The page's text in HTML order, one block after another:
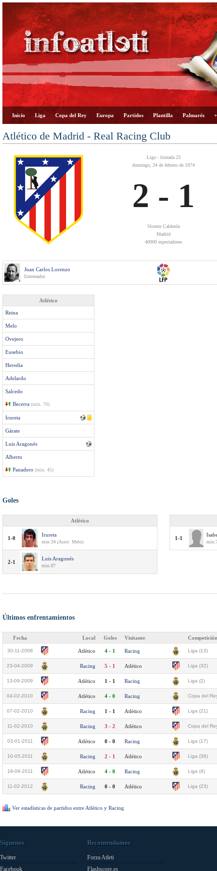
Inicio Liga Copa del Rey Europa Partidos Plantilla Palmarés
Atlético de Madrid - Real Racing Club
Liga - Jornada 23
domingo, 24 de febrero de 1974
2 - 1
Vicente Calderón
Madrid
40000 espectadores
Juan Carlos Lorenzo
Entrenador
Atlético
Reina
Melo
Ovejero
Eusebio
Heredia
Adelardo
Salcedo
Becerra (min. 70)
Irureta
Gárate
Luis Aragonés
Alberto
Panadero (min. 45)
Goles
Atlético
1-0
Irureta
min.34 (Asist: Melo)
2-1
Luis Aragonés
min.87
1-1
Últimos enfrentamientos
Fecha Local Goles Visitante Competición
30-11-2008 Atlético 4 - 1 Racing Liga (13)
23-04-2009 Racing 5 - 1 Atlético Liga (32)
13-09-2009 Atlético 1 - 1 Racing Liga (2)
04-02-2010 Atlético 4 - 0 Racing Copa del
07-02-2010 Racing 1 - 1 Atlético Liga (21)
11-02-2010 Racing 3 - 2 Atlético Copa del
03-01-2011 Atlético 0 - 0 Racing Liga (17)
10-05-2011 Racing 2 - 1 Atlético Liga (36)
18-09-2011 Atlético 4 - 0 Racing Liga (4)
11-02-2012 Racing 0 - 0 Atlético Liga (23)
Ver estadísticas de partidos entre Atlético y Racing
Síguenos
Twitter
Facebook
Recomendamos
Forza Atleti
Flashscore.es